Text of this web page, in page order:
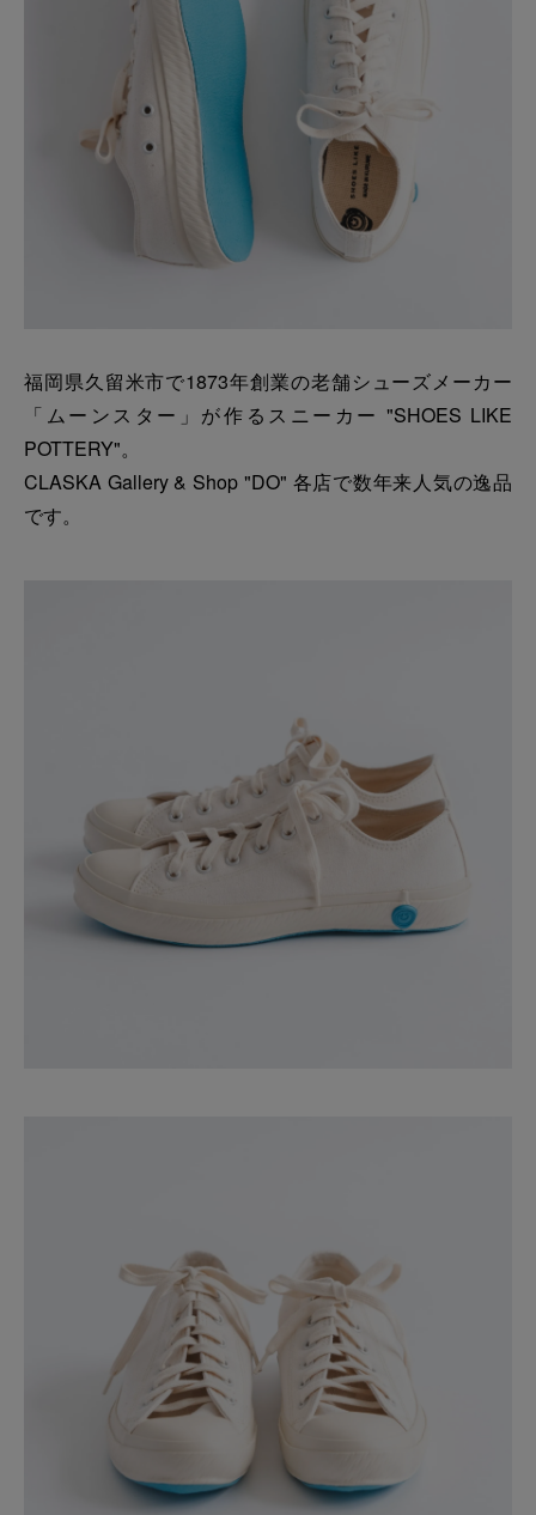
福岡県久留米市で1873年創業の老舗シューズメーカー
「ムーンスター」が作るスニーカー "SHOES LIKE
POTTERY"。
CLASKA Gallery & Shop "DO" 各店で数年来人気の逸品
です。